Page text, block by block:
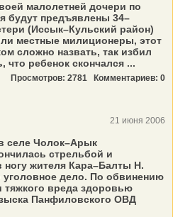
малолетней дочери по
будут предъявлены 34–
(Иссык–Кульский район)
местные милиционеры, этот
сложно назвать, так избил
ребенок скончался ...
Просмотров: 2781 Комментариев: 0
21 июня 2006
селе Чолок–Арык
стрельбой и
жителя Кара–Балты Н.
уголовное дело. По обвинению
вреда здоровью
Панфиловского ОВД